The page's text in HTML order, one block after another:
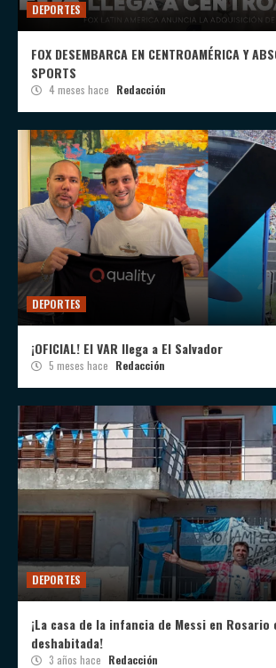
DEPORTES
FOX DESEMBARCA EN CENTROAMÉRICA Y
SPORTS
4 meses hace Redacción
DEPORTES
¡OFICIAL! El VAR llega a El Salvador
5 meses hace Redacción
DEPORTES
¡La casa de la infancia de Messi en Rosario
deshabitada!
3 años hace Redacción